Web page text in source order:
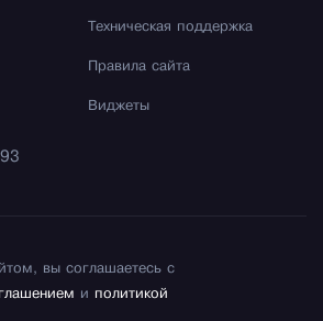
Техническая поддержка
Правила сайта
Виджеты
вы соглашаетесь с
и политикой